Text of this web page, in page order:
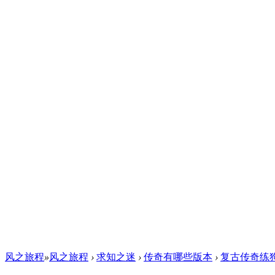
风之旅程»风之旅程 › 求知之迷 › 传奇有哪些版本 › 复古传奇练